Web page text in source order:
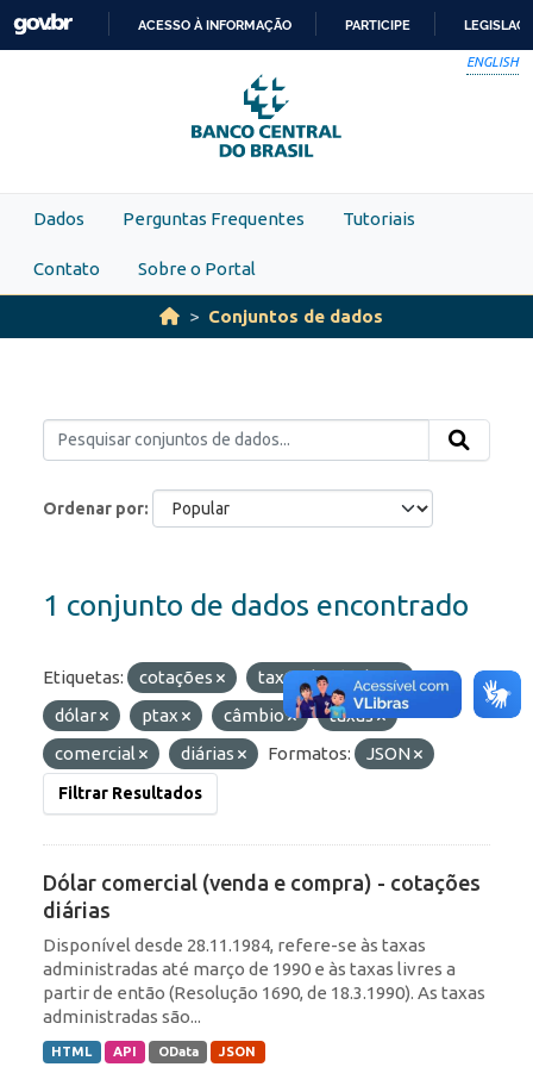
Skip to main content
PARA
O
CONTEÚDO
ACESSO À INFORMAÇÃO PARTICIPE
ENGLISH
Dados Perguntas Frequentes Tutoriais
Contato Sobre o Portal
Conjuntos de dados
Ordenar por
1 conjunto de dados encontrado
Etiquetas: cotações
taxas de câmbio
dólar
ptax câmbio
taxas
comercial
diárias Formatos: JSON
Filtrar Resultados
Dólar comercial (venda e compra) - cotações
diárias
Disponível desde 28.11.1984, refere-se às taxas
administradas até março de 1990 e às taxas livres a
partir de então (Resolução 1690, de 18.3.1990). As taxas
administradas são...
HTML API OData JSON